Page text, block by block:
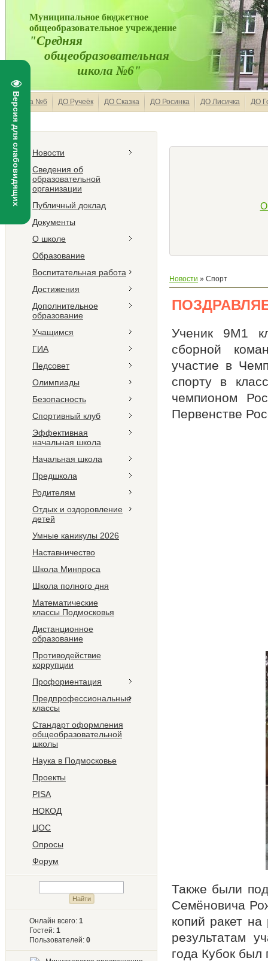
Версия для слабовидящих
Муниципальное бюджетное
общеобразовательное учреждение
"Средняя
общеобразовательная
школа №6"
Школа №6 ДО Ручеёк ДО Сказка ДО Росинка ДО Лисичка ДО
Новости
Сведения об
образовательной
организации
Публичный доклад
Документы
О школе
Образование
Воспитательная работа
Достижения
Дополнительное
образование
Учащимся
ГИА
Педсовет
Олимпиады
Безопасность
Спортивный клуб
Эффективная
начальная школа
Начальная школа
Предшкола
Родителям
Отдых и оздоровление
детей
Умные каникулы 2026
Наставничество
Школа Минпроса
Школа полного дня
Математические
классы Подмосковья
Дистанционное
образование
Противодействие
коррупции
Профориентация
Предпрофессиональные
классы
Стандарт оформления
общеобразовательной
школы
Наука в Подмосковье
Проекты
PISA
НОКОД
ЦОС
Опросы
Форум
Онлайн всего: 1
Гостей: 1
Пользователей: 0
О
Новости » Спорт
Ученик 9М1
сборной
участие в
спорту в
чемпионом
Первенстве
Также были
Семёновича
копий ракет
результатам
года Кубок